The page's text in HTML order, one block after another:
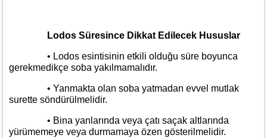
Lodos Süresince Dikkat Edilecek Hususlar
• Lodos esintisinin etkili olduğu süre boyunca
gerekmedikçe soba yakılmamalıdır.
• Yanmakta olan soba yatmadan evvel mutlak
surette söndürülmelidir.
• Bina yanlarında veya çatı saçak altlarında
yürümemeye veya durmamaya özen gösterilmelidir.